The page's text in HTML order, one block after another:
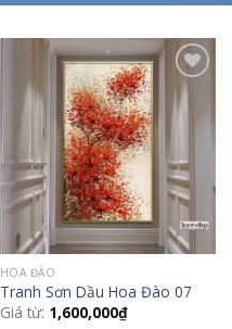
Add to
Wishlist
HOA ĐÀO
Tranh Sơn Dầu Hoa Đào 07
Giá từ: 1,600,000₫